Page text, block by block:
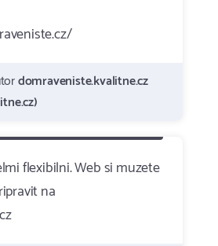
domraveniste.kvalitne.cz
flexibilni. Web si muzete
na